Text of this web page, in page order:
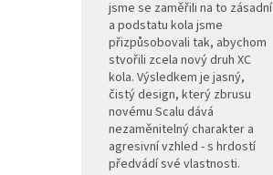
jsme se zaměřili na to zásadní
a podstatu kola jsme
přizpůsobovali tak, abychom
stvořili zcela nový druh XC
kola. Výsledkem je jasný,
čistý design, který zbrusu
novému Scalu dává
nezaměnitelný charakter a
agresivní vzhled - s hrdostí
předvádí své vlastnosti.